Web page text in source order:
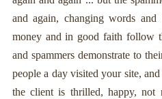
and again, changing words
money and in good faith follow
and spammers demonstrate to
people a day visited your site,
the client is thrilled, happy, not